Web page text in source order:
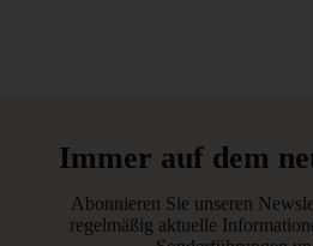
Immer auf dem
Abonnieren Sie unseren
regelmäßig aktuelle